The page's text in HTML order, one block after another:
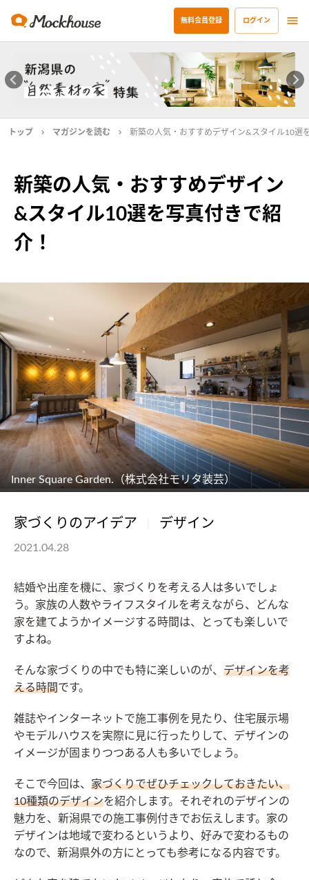
無料会員登録 ログイン
トップ マガジンを読む 新築の人気・おすすめデザイン&スタイル10選
新築の人気・おすすめデザイン
&スタイル10選を写真付きで紹
介！
Inner Square Garden.（株式会社モリタ装芸）
家づくりのアイデア デザイン
2021.04.28
結婚や出産を機に、家づくりを考える人は多いでしょ
う。家族の人数やライフスタイルを考えながら、どんな
家を建てようかイメージする時間は、とっても楽しいで
すよね。
そんな家づくりの中でも特に楽しいのが、 デザインを考
える時間です。
雑誌やインターネットで施工事例を見たり、住宅展示場
やモデルハウスを実際に見に行ったりして、デザインの
イメージが固まりつつある人も多いでしょう。
そこで今回は、 家づくりでぜひチェックしておきたい、
10種類のデザインを紹介します。それぞれのデザインの
魅力を、新潟県での施工事例付きでお伝えします。家の
デザインは地域で変わるというより、好みで変わるもの
なので、新潟県外の方にとっても参考になる内容です。